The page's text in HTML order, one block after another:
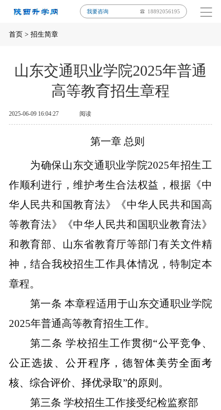
我要咨询 18892056195
首页> 招生简章
山东交通职业学院2025年普通
高等教育招生章程
2025-06-09 16:04:27 阅读
第一章 总则
为确保山东交通职业学院2025年招生工
作顺利进行，维护考生合法权益，根据《中
华人民共和国教育法》《中华人民共和国高
等教育法》《中华人民共和国职业教育法》
和教育部、山东省教育厅等部门有关文件精
神，结合我校招生工作具体情况，特制定本
章程。
第一条 本章程适用于山东交通职业学院
2025年普通高等教育招生工作。
第二条 学校招生工作贯彻“公平竞争、
公正选拔、 公开程序，德智体美劳全面考
核、综合评价、择优录取”的原则。
第三条 学校招生工作接受纪检监察部